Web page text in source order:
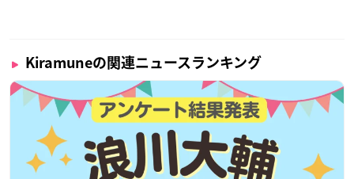
Kiramuneの関連ニュースランキング